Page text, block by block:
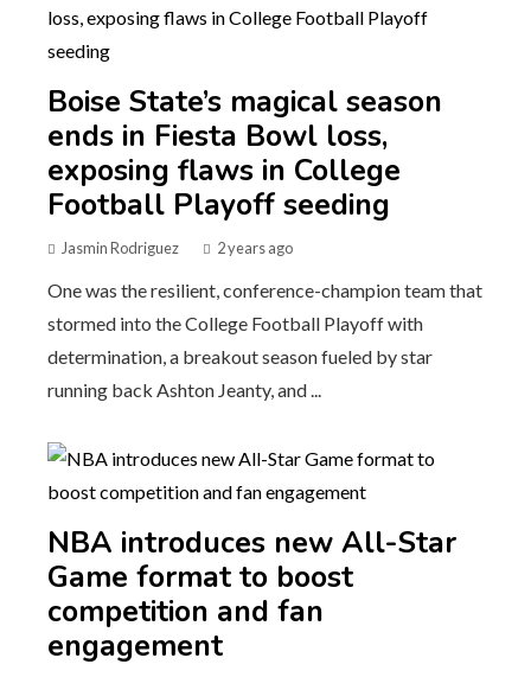
Boise State’s magical season
ends in Fiesta Bowl loss,
exposing flaws in College
Football Playoff seeding
Jasmin Rodriguez 2 years ago
One was the resilient, conference-champion team that
stormed into the College Football Playoff with
determination, a breakout season fueled by star
running back Ashton Jeanty, and ...
NBA introduces new All-Star
Game format to boost
competition and fan
engagement